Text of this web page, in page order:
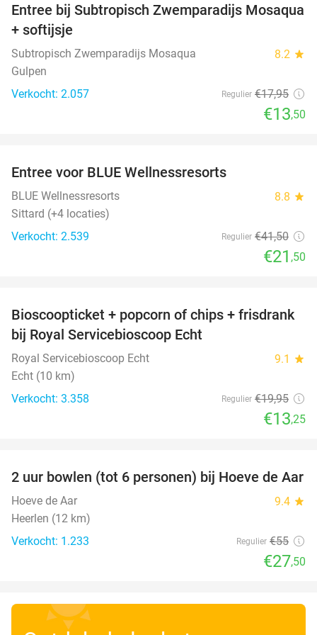
25%
Entree bij Subtropisch Zwemparadijs Mosaqua
+ softijsje
Subtropisch Zwemparadijs Mosaqua 8.2 star
Gulpen
Verkocht: 2.057
Regulier €17,95
€13,50
Entree voor BLUE Wellnessresorts
BLUE Wellnessresorts 8.8 star
Sittard (+4 locaties)
Verkocht: 2.539
Regulier €41,50
€21 ,50
34%
Bioscoopticket + popcorn of chips + frisdrank
bij Royal Servicebioscoop Echt
Royal Servicebioscoop Echt 9.1 star
Echt (10 km)
Verkocht: 3.358
Regulier €19,95
€13,25
50%
2 uur bowlen (tot 6 personen) bij Hoeve de Aar
Hoeve de Aar 9.4 star
Heerlen (12 km)
Verkocht: 1.233
Regulier €55
€27,50